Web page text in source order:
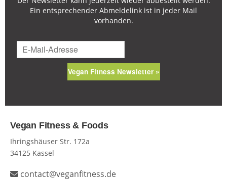
Ein entsprechender Abmeldelink ist in jeder Mail
vorhanden.
Vegan Fitness Newsletter »
Vegan Fitness & Foods
Ihringshäuser Str. 172a
34125 Kassel
contact@veganfitness.de